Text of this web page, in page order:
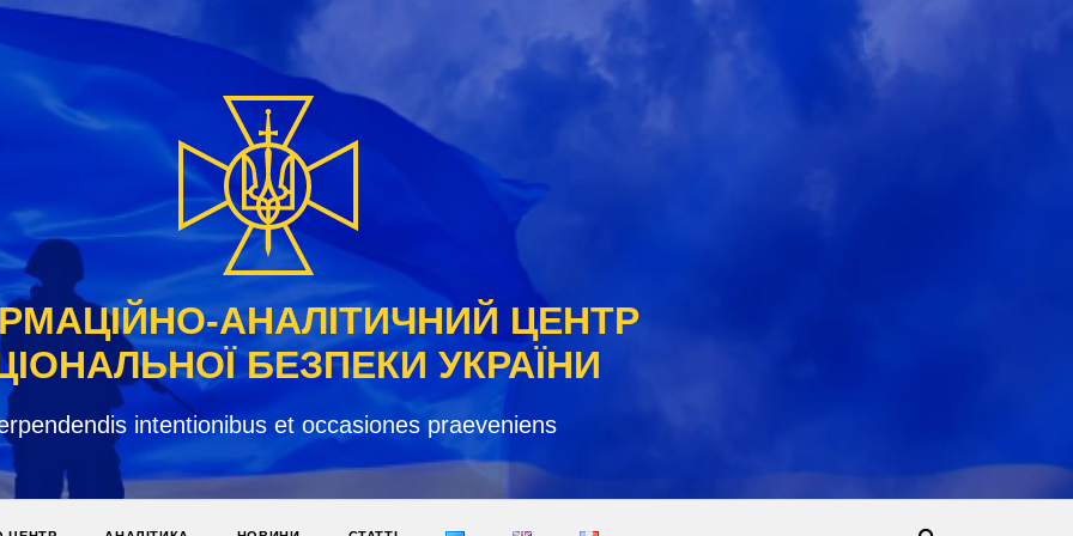
АНАЛІТИЧНИЙ ЦЕНТР
БЕЗПЕКИ УКРАЇНИ
intentionibus et occasiones praeveniens